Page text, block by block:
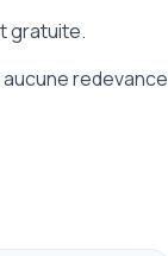
gratuite.
aucune redevance